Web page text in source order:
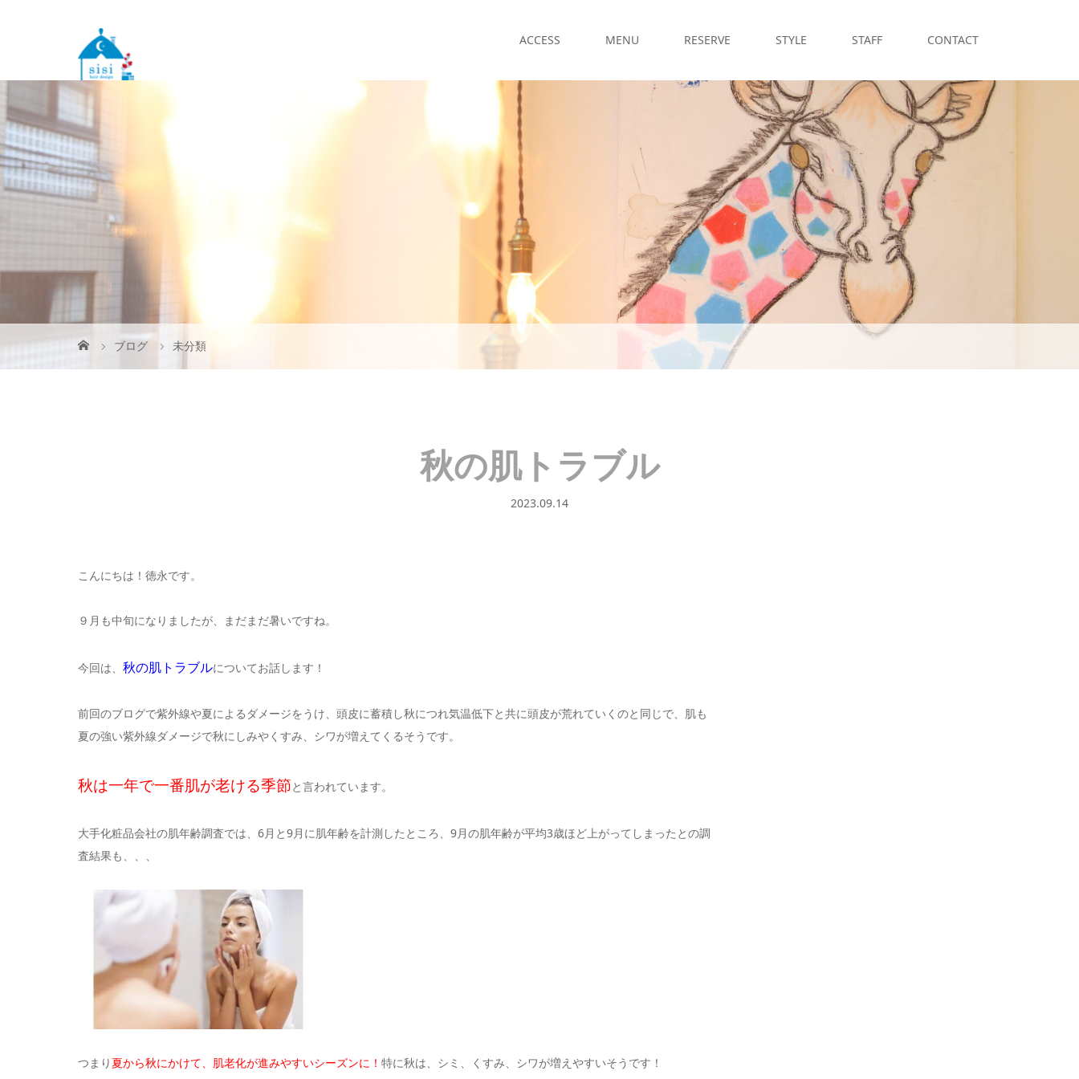
ACCESS MENU RESERVE STYLE STAFF CONTACT
ブログ 未分類
秋の肌トラブル
2023.09.14
こんにちは！徳永です。
９月も中旬になりましたが、まだまだ暑いですね。
今回は、 秋の肌トラブルについてお話します！
前回のブログで紫外線や夏によるダメージをうけ、頭皮に蓄積し秋につれ気温低下と共に頭皮が荒れていくのと同じで、肌も
夏の強い紫外線ダメージで秋にしみやくすみ、シワが増えてくるそうです。
秋は一年で一番肌が老ける季節と言われています。
大手化粧品会社の肌年齢調査では、 6月と9月に肌年齢を計測したところ、 9月の肌年齢が平均3歳ほど上がってしまったとの調
査結果も、、、
つまり 夏から秋にかけて、肌老化が進みやすいシーズンに！ 特に秋は、シミ、くすみ、シワが増えやすいそうです！